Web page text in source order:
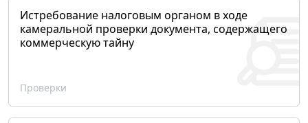
Истребование налоговым органом в ходе
камеральной проверки документа, содержащего
коммерческую тайну
Проверки